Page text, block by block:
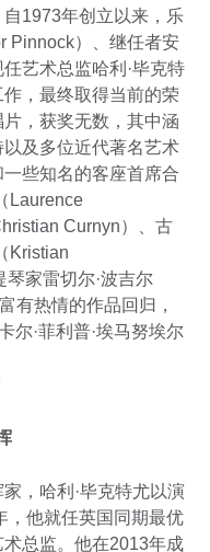
1973年创立以来，乐
Pinnock）、继任者安
艺术总监哈利·毕克特
，最终取得当前的荣
，获奖无数，其中涵
及多位近代著名艺术
些知名的客座首席合
Laurence
Curnyn）、古
Kristian
家雷切尔·波吉尔
有热情的作品回归，
尔·菲利普·埃马努埃尔
，哈利·毕克特尤以演
，他就任英国同期最优
总监。他在2013年成